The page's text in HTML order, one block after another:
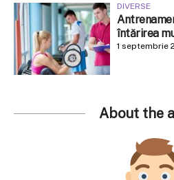
DIVERSE
întărirea
1 septembrie
About the